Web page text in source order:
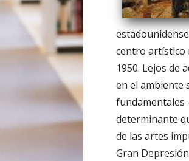
centro artístico
1950. Lejos de
en el ambiente
fundamentales
determinante
de las artes
Gran